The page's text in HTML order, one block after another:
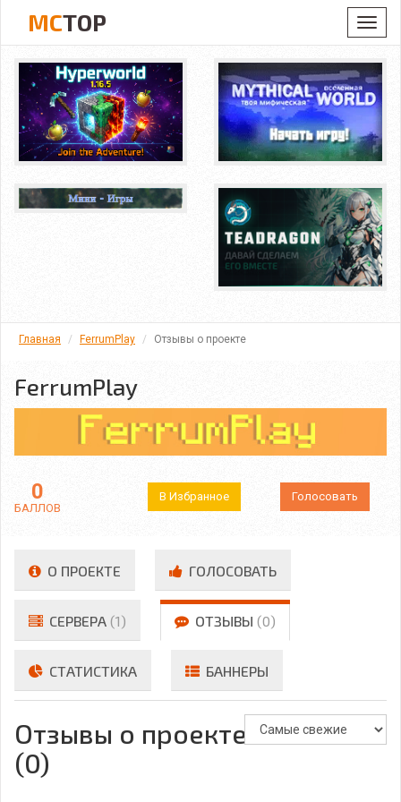
MCTOP
Главная FerrumPlay Отзывы о проекте
FerrumPlay
0
БАЛЛОВ
В Избранное Голосовать
О ПРОЕКТЕ ГОЛОСОВАТЬ
СЕРВЕРА (1) ОТЗЫВЫ (0)
СТАТИСТИКА БАННЕРЫ
Отзывы о проекте
(0)